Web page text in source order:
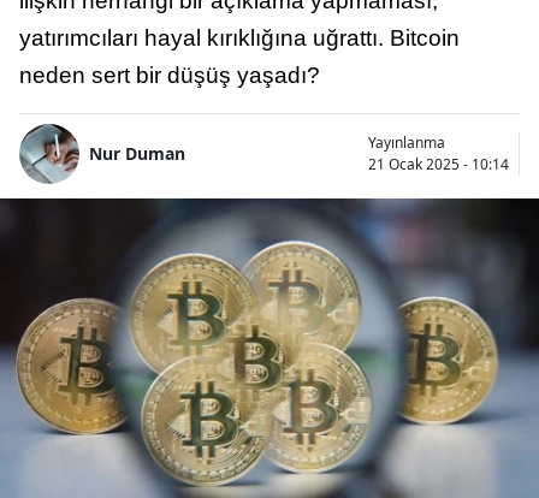
yatırımcıları hayal kırıklığına uğrattı. Bitcoin
neden sert bir düşüş yaşadı?
Nur Duman
Yayınlanma
21 Ocak 2025 - 10:14